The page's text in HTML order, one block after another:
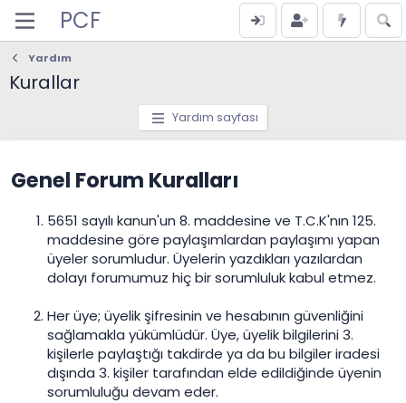
PCF
Yardım
Kurallar
Yardım sayfası
Genel Forum Kuralları
5651 sayılı kanun'un 8. maddesine ve T.C.K'nın 125.
maddesine göre paylaşımlardan paylaşımı yapan
üyeler sorumludur. Üyelerin yazdıkları yazılardan
dolayı forumumuz hiç bir sorumluluk kabul etmez.
Her üye; üyelik şifresinin ve hesabının güvenliğini
sağlamakla yükümlüdür. Üye, üyelik bilgilerini 3.
kişilerle paylaştığı takdirde ya da bu bilgiler iradesi
dışında 3. kişiler tarafından elde edildiğinde üyenin
sorumluluğu devam eder.